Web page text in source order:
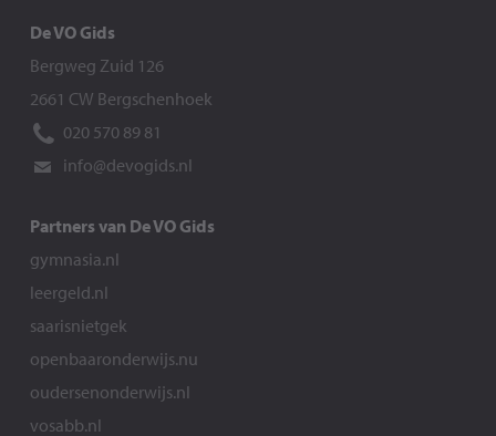
De VO Gids
Bergweg Zuid 126
2661 CW Bergschenhoek
020 570 89 81
info@devogids.nl
Partners van De VO Gids
gymnasia.nl
leergeld.nl
saarisnietgek
openbaaronderwijs.nu
oudersenonderwijs.nl
vosabb.nl